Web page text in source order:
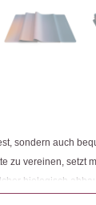
sondern auch
zu vereinen, setzt
biologisch